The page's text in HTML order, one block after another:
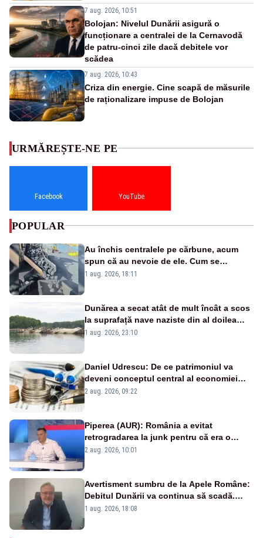
7 aug. 2026, 10:51
Bolojan: Nivelul Dunării asigură o
funcționare a centralei de la Cernavodă
de patru-cinci zile dacă debitele vor
scădea
7 aug. 2026, 10:43
Criza din energie. Cine scapă de măsurile
de raționalizare impuse de Bolojan
URMĂREȘTE-NE PE
Facebook YouTube
POPULAR
Au închis centralele pe cărbune, acum
spun că au nevoie de ele. Cum se
pasează vina în plină criză energetică
1 aug. 2026, 18:11
Dunărea a secat atât de mult încât a scos
la suprafață nave naziste din al doilea
război mondial
1 aug. 2026, 23:10
Daniel Udrescu: De ce patrimoniul va
deveni conceptul central al economiei
viitoare?
2 aug. 2026, 09:22
Piperea (AUR): România a evitat
retrogradarea la junk pentru că era o
catastrofă pentru bănci și fondurile de
2 aug. 2026, 10:01
Avertisment sumbru de la Apele Române:
Debitul Dunării va continua să scadă.
Cernavodă s-ar putea închide în 4 zile
1 aug. 2026, 18:08